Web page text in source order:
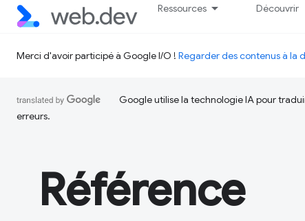
Ressources Découvrir
Merci d'avoir participé à Google I/O ! Regarder des contenus à la
Google utilise la technologie IA pour
erreurs.
Référence